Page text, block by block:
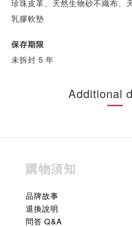
珍珠皮革、天然生物砂不織布、
乳膠軟墊
保存期限
未拆封 5 年
Additional
購物須知
品牌故事
退換說明
問答 Q&A